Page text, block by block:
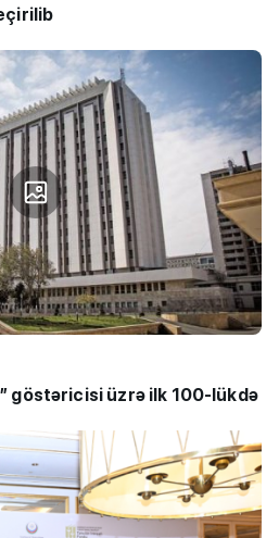
göstəricisi üzrə ilk 100-lükdə